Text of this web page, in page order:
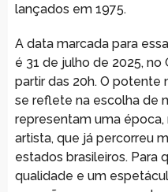
lançados em 1975.
A data marcada para
é 31 de julho de 2025, no
partir das 20h. O potente
se reflete na escolha de
representam uma
artista, que já percorreu
estados brasileiros. Para
qualidade e um